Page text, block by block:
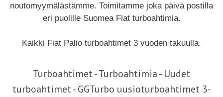
noutomyymälästämme. Toimitamme joka päivä postilla
eri puolille Suomea Fiat turboahtimia.
Kaikki Fiat Palio turboahtimet 3 vuoden takuulla.
Turboahtimet - Turboahtimia - Uudet
turboahtimet - GGTurbo uusioturboahtimet 3-